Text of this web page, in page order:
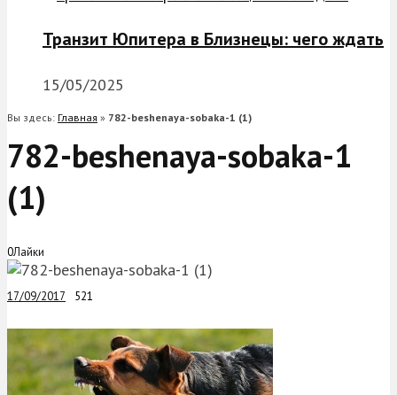
Транзит Юпитера в Близнецы: чего ждать
15/05/2025
Вы здесь: Главная » 782-beshenaya-sobaka-1 (1)
782-beshenaya-sobaka-1
(1)
0Лайки
17/09/2017 521